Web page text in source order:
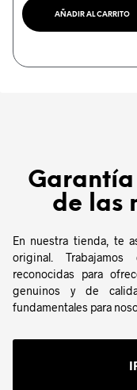
AÑADIR AL CARRITO
de las
En nuestra tienda, te
original.
reconocidas para
genuinos y de
fundamentales para